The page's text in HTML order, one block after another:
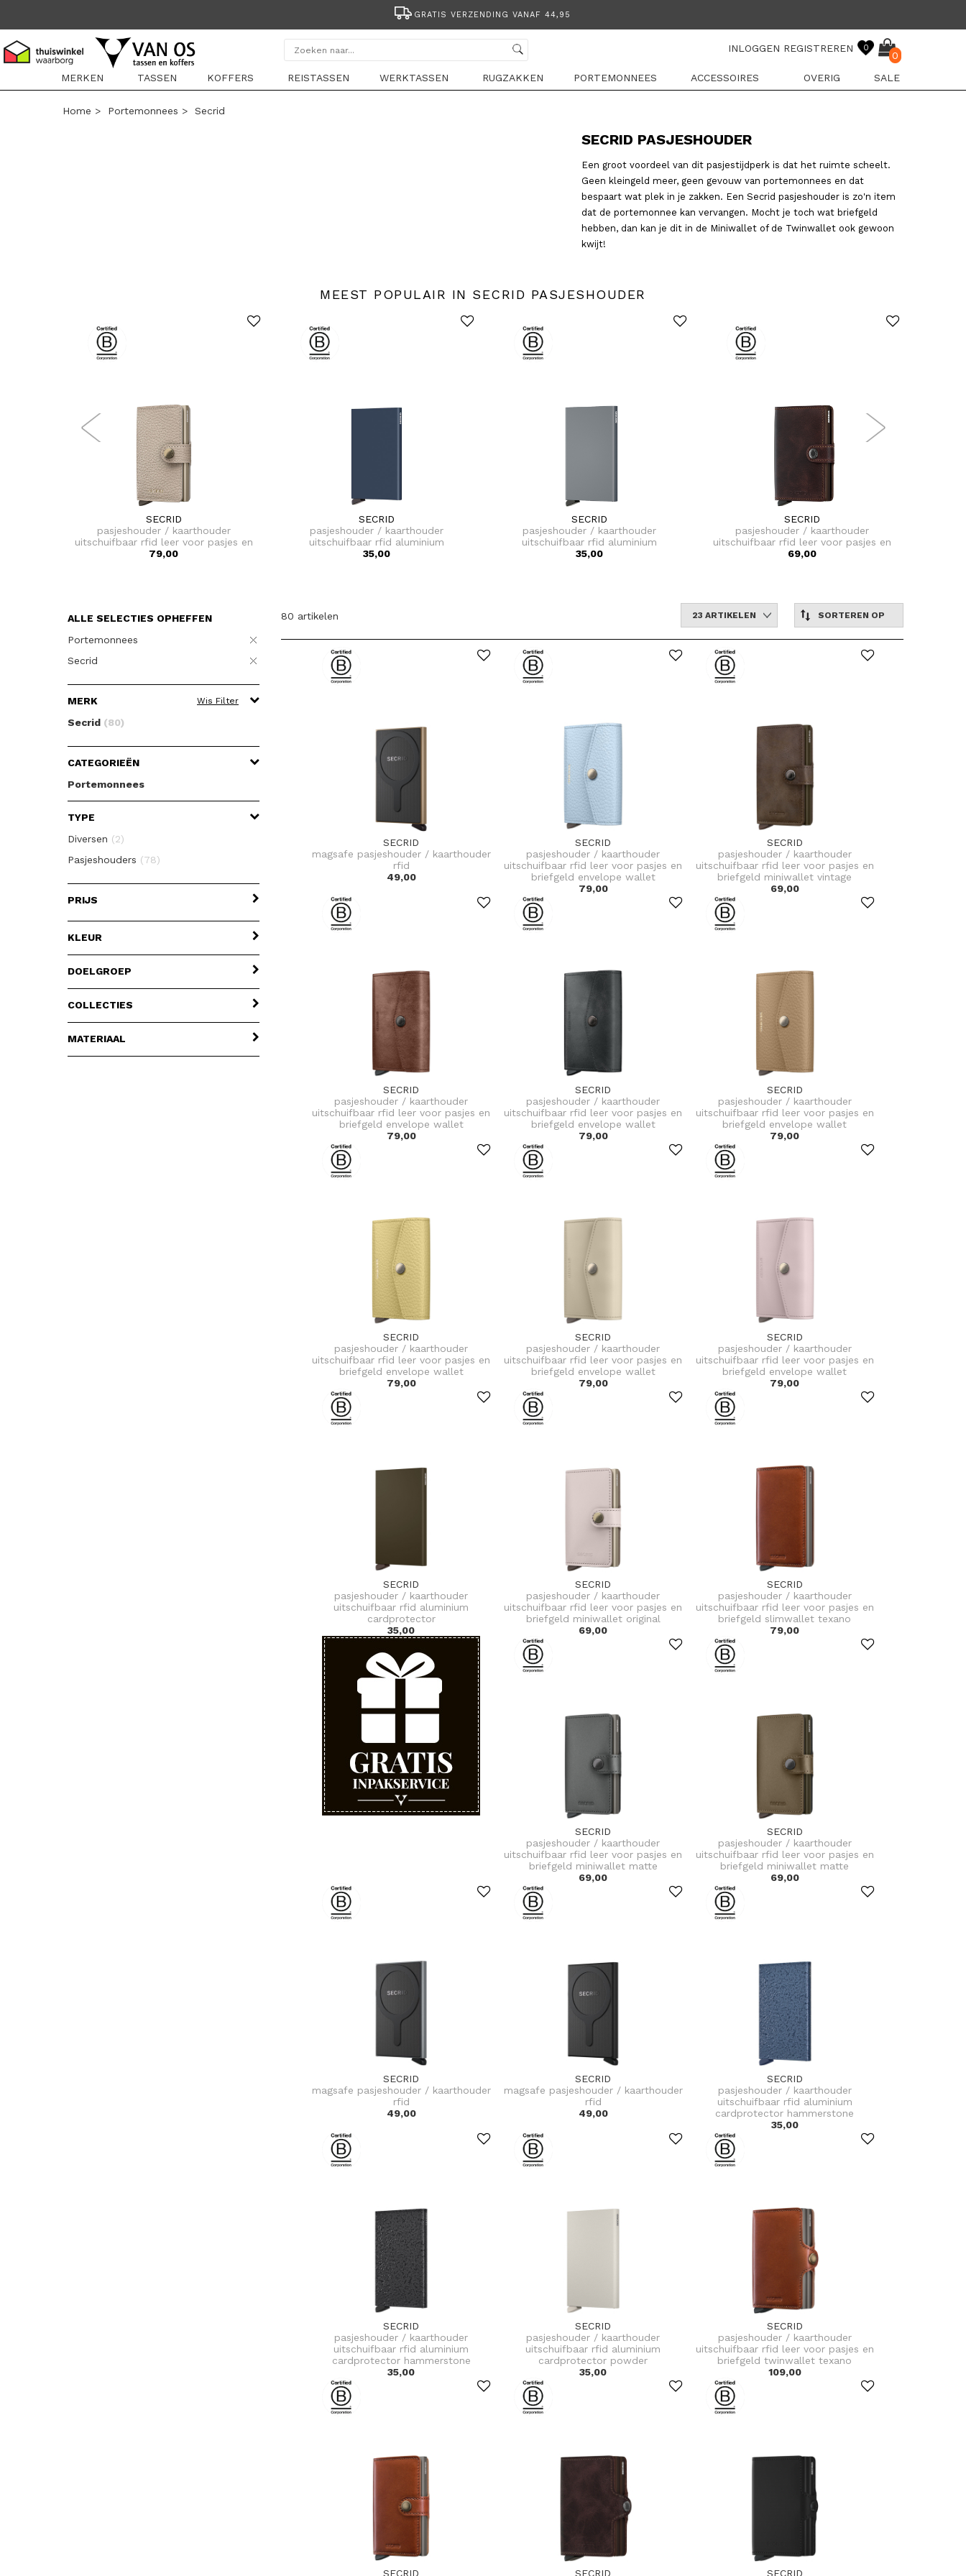
GRATIS VERZENDING VANAF 44,95
INLOGGEN REGISTREREN 0
0
MERKEN
TASSEN KOFFERS REISTASSEN WERKTASSEN RUGZAKKEN PORTEMONNEES ACCESSOIRES OVERIG SALE
Home > Portemonnees > Secrid
SECRID PASJESHOUDER
Een groot voordeel van dit pasjestijdperk is dat het ruimte scheelt.
Geen kleingeld meer, geen gevouw van portemonnees en dat
bespaart wat plek in je zakken. Een Secrid pasjeshouder is zo'n item
dat de portemonnee kan vervangen. Mocht je toch wat briefgeld
hebben, dan kan je dit in de Miniwallet of de Twinwallet ook gewoon
kwijt!
MEEST POPULAIR IN SECRID PASJESHOUDER
SECRID
pasjeshouder / kaarthouder
uitschuifbaar rfid leer voor pasjes en
briefgeld miniwallet pebble
79,00
SECRID
pasjeshouder / kaarthouder
uitschuifbaar rfid aluminium
cardprotector
35,00
SECRID
pasjeshouder / kaarthouder
uitschuifbaar rfid aluminium
cardprotector
35,00
SECRID
pasjeshouder / kaarthouder
uitschuifbaar rfid leer voor pasjes en
briefgeld miniwallet vintage
69,00
ALLE SELECTIES OPHEFFEN
Portemonnees
Secrid
MERK Wis Filter
Secrid (80)
CATEGORIEËN
Portemonnees
TYPE
Diversen (2)
Pasjeshouders (78)
PRIJS
KLEUR
DOELGROEP
COLLECTIES
MATERIAAL
80 artikelen SORTEREN OP
23 ARTIKELEN
SECRID
magsafe pasjeshouder / kaarthouder
rfid
49,00
SECRID
pasjeshouder / kaarthouder
uitschuifbaar rfid leer voor pasjes en
briefgeld envelope wallet
79,00
SECRID
pasjeshouder / kaarthouder
uitschuifbaar rfid leer voor pasjes en
briefgeld miniwallet vintage
69,00
SECRID
pasjeshouder / kaarthouder
uitschuifbaar rfid leer voor pasjes en
briefgeld envelope wallet
79,00
SECRID
pasjeshouder / kaarthouder
uitschuifbaar rfid leer voor pasjes en
briefgeld envelope wallet
79,00
SECRID
pasjeshouder / kaarthouder
uitschuifbaar rfid leer voor pasjes en
briefgeld envelope wallet
79,00
SECRID
pasjeshouder / kaarthouder
uitschuifbaar rfid leer voor pasjes en
briefgeld envelope wallet
79,00
SECRID
pasjeshouder / kaarthouder
uitschuifbaar rfid leer voor pasjes en
briefgeld envelope wallet
79,00
SECRID
pasjeshouder / kaarthouder
uitschuifbaar rfid leer voor pasjes en
briefgeld envelope wallet
79,00
SECRID
pasjeshouder / kaarthouder
uitschuifbaar rfid aluminium
cardprotector
35,00
SECRID
pasjeshouder / kaarthouder
uitschuifbaar rfid leer voor pasjes en
briefgeld miniwallet original
69,00
SECRID
pasjeshouder / kaarthouder
uitschuifbaar rfid leer voor pasjes en
briefgeld slimwallet texano
79,00
SECRID
pasjeshouder / kaarthouder
uitschuifbaar rfid leer voor pasjes en
briefgeld miniwallet matte
69,00
SECRID
pasjeshouder / kaarthouder
uitschuifbaar rfid leer voor pasjes en
briefgeld miniwallet matte
69,00
SECRID
magsafe pasjeshouder / kaarthouder
rfid
49,00
SECRID
magsafe pasjeshouder / kaarthouder
rfid
49,00
SECRID
pasjeshouder / kaarthouder
uitschuifbaar rfid aluminium
cardprotector hammerstone
35,00
SECRID
pasjeshouder / kaarthouder
uitschuifbaar rfid aluminium
cardprotector hammerstone
35,00
SECRID
pasjeshouder / kaarthouder
uitschuifbaar rfid aluminium
cardprotector powder
35,00
SECRID
pasjeshouder / kaarthouder
uitschuifbaar rfid leer voor pasjes en
briefgeld twinwallet texano
109,00
SECRID SECRID SECRID